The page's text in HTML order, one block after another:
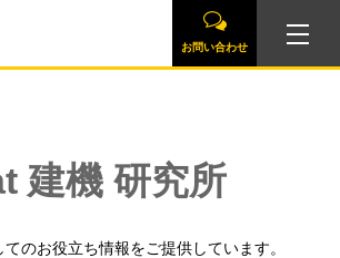
お問い合わせ
建機 研究所
のお役立ち情報をご提供しています。